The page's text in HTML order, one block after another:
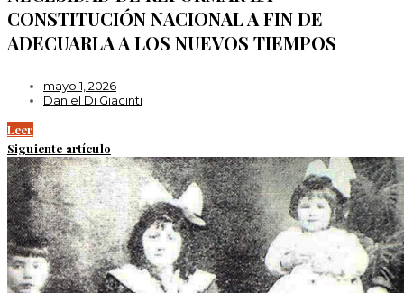
CONSTITUCIÓN NACIONAL A FIN DE
ADECUARLA A LOS NUEVOS TIEMPOS
mayo 1, 2026
Daniel Di Giacinti
Leer
Siguiente artículo